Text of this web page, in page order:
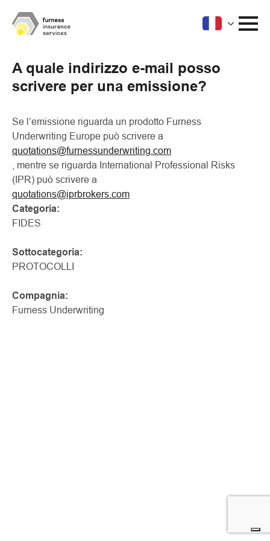
A quale indirizzo e-mail posso
scrivere per una emissione?
Se l’emissione riguarda un prodotto Furness
Underwriting Europe può scrivere a
quotations@furnessunderwriting.com
, mentre se riguarda International Professional Risks
(IPR) può scrivere a
quotations@iprbrokers.com
Categoria:
FIDES
Sottocategoria:
PROTOCOLLI
Compagnia:
Furness Underwriting